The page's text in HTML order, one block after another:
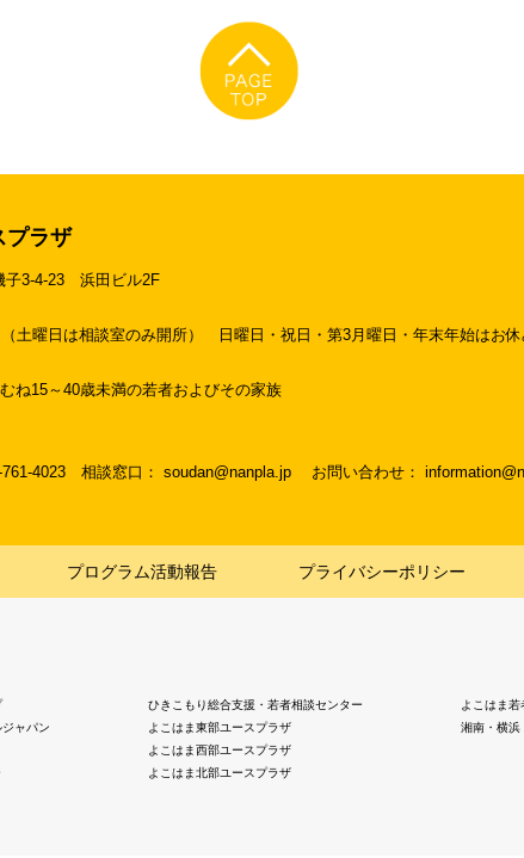
プラザ
子3-4-23 浜田ビル2F
土曜日は相談室のみ開所）
日曜日・祝日・第3月曜日・年末年始はお休
ね15～40歳未満の若者およびその家族
4023 相談窓口： soudan@nanpla.jp お問い合わせ：
プログラム活動報告 プライバシーポリシー
ャパン
ひきこもり総合支援・若者相談センター
よこはま東部ユースプラザ
よこはま西部ユースプラザ
よこはま北部ユースプラザ
よこはま
湘南・横浜